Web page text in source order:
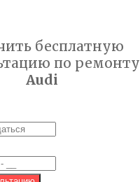
бесплатную
по ремонту
Audi